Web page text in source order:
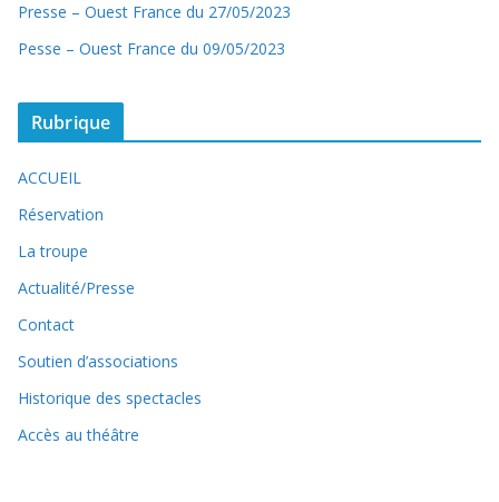
Presse – Ouest France du 27/05/2023
Pesse – Ouest France du 09/05/2023
Rubrique
ACCUEIL
Réservation
La troupe
Actualité/Presse
Contact
Soutien d’associations
Historique des spectacles
Accès au théâtre